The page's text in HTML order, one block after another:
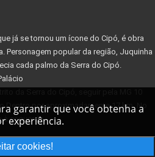
já se tornou um ícone do Cipó, é obra
Personagem popular da região, Juquinha
cada palmo da Serra do Cipó.
Dentro por aproximadamente 17 km. No
à esquerda.
garantir que você obtenha a
experiência.
cookies!